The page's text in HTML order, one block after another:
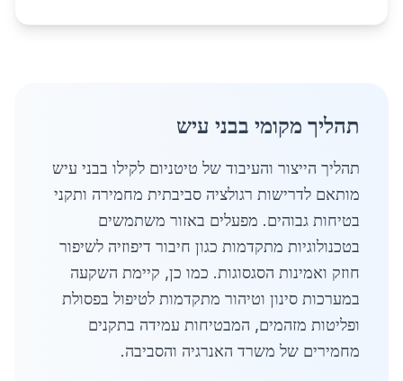
תהליך מקומי בבני עיש
תהליך הייצור והעיבוד של טיטניום לקילו בבני עיש
מותאם לדרישות רגולציה סביבתית מחמירה ותקני
בטיחות גבוהים. מפעלים באזור משתמשים
בטכנולוגיות מתקדמות כגון חיבור דיפוזיה לשיפור
חוזק ואמינות הסגסוגות. כמו כן, קיימת השקעה
במערכות סינון וטיהור מתקדמות לטיפול בפסולת
ופליטות מזהמים, המבטיחות עמידה בתקנים
מחמירים של משרד האנרגיה והסביבה.